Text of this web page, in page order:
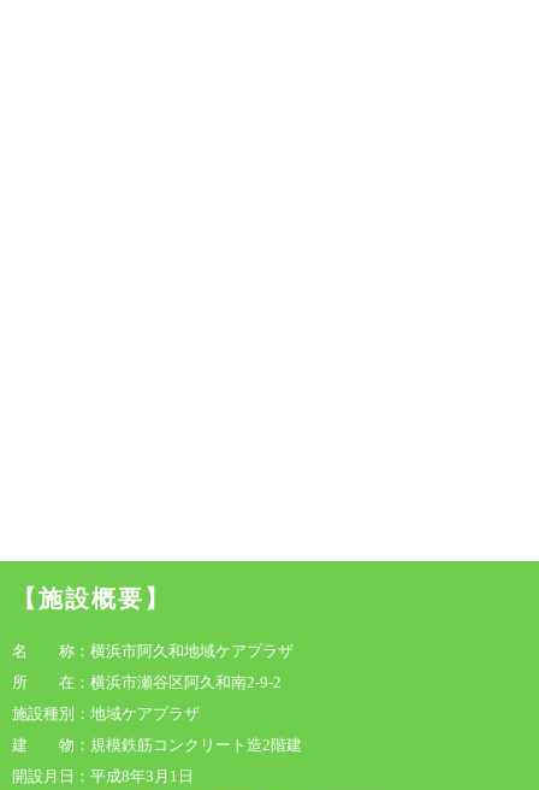
【施設概要】
名 称：横浜市阿久和地域ケアプラザ
所 在：横浜市瀬谷区阿久和南2-9-2
施設種別：地域ケアプラザ
建 物：規模鉄筋コンクリート造2階建
開設月日：平成8年3月1日